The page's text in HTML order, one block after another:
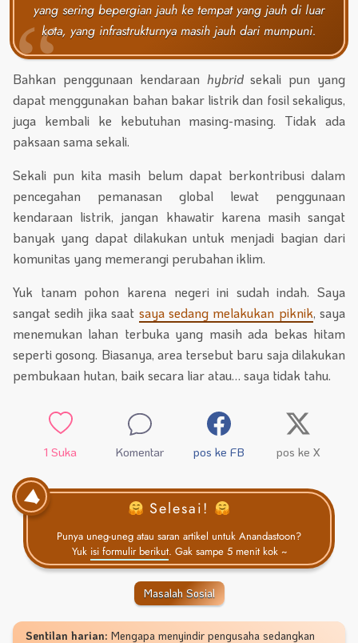
yang sering bepergian jauh ke tempat yang jauh di luar
kota, yang infrastrukturnya masih jauh dari mumpuni.
Bahkan penggunaan kendaraan hybridsekali pun yang
dapat menggunakan bahan bakar listrik dan fosil sekaligus,
juga kembali ke kebutuhan masing-masing. Tidak ada
paksaan sama sekali.
Sekali pun kita masih belum dapat berkontribusi dalam
pencegahan pemanasan global lewat penggunaan
kendaraan listrik, jangan khawatir karena masih sangat
banyak yang dapat dilakukan untuk menjadi bagian dari
komunitas yang memerangi perubahan iklim.
Yuk tanam pohon karena negeri ini sudah indah. Saya
sangat sedih jika saat saya sedang melakukan piknik, saya
menemukan lahan terbuka yang masih ada bekas hitam
seperti gosong. Biasanya, area tersebut baru saja dilakukan
pembukaan hutan, baik secara liar atau… saya tidak tahu.
1 Suka Komentar pos ke FB pos ke X
Selesai!
Punya uneg-uneg atau saran artikel untuk Anandastoon?
Yuk isi formulir berikut. Gak sampe 5 menit kok ~
Masalah Sosial
Sentilan harian: Mengapa menyindir pengusaha sedangkan